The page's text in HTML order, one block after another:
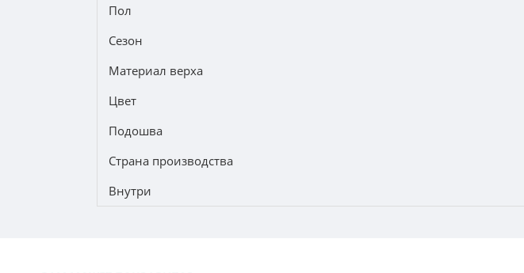
Пол
Сезон
Материал верха
Цвет
Подошва
Страна производства
Внутри